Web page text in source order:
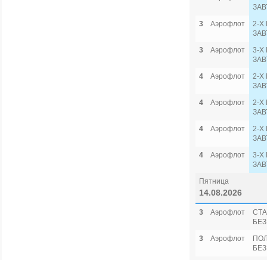
3
Аэрофлот
2-Х
3
Аэрофлот
3-Х
4
Аэрофлот
2-Х
4
Аэрофлот
2-Х
4
Аэрофлот
2-Х
4
Аэрофлот
3-Х
Пятница
14.08.2026
3 Аэрофлот
3
Аэрофлот